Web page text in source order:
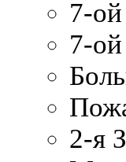
7-
7-
2-я